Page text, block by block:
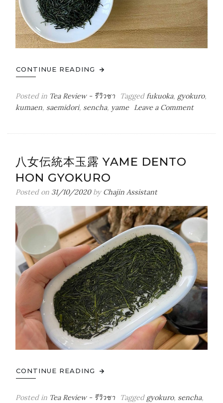
CONTINUE READING
Posted in Tea Review - รีวิวชา Tagged fukuoka, gyokuro,
kumaen, saemidori, sencha, yame Leave a Commenton
八女伝統本玉露 YAME DENTO
HON GYOKURO
Posted on 31/10/2020by Chajin Assistant
CONTINUE READING
Posted in Tea Review - รีวิวชา Tagged gyokuro, sencha,